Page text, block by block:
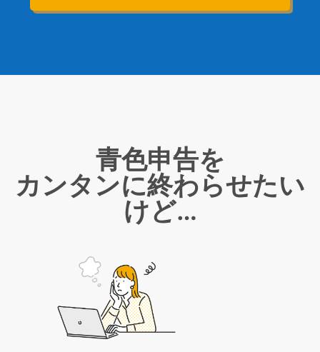
青色申告を
カンタンに終わらせたい
けど…